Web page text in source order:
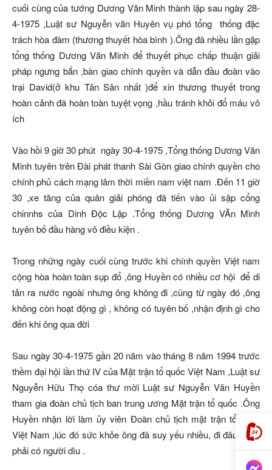
cuối cùng của tướng Dương Văn Minh thành lập sau ngày 28-
4-1975 ,Luật sư Nguyễn văn Huyên vụ phó tổng thống đặc
trách hòa đàm (thương thuyết hòa bình ).Ông đã nhiều lần gặp
tổng thống Dương Văn Minh để thuyết phục chấp thuận giải
pháp ngưng bắn ,bàn giao chính quyền và dẫn đầu đoàn vào
trại David(ở khu Tân Sân nhất )để xin thương thuyết trong
hoàn cảnh đã hoàn toàn tuyệt vọng ,hầu tránh khỏi đổ máu vô
ích
Vào hồi 9 giờ 30 phút ngày 30-4-1975 ,Tổng thống Dương Văn
Minh tuyên trên Đài phát thanh Sài Gòn giao chính quyền cho
chính phủ cách mạng lâm thời miền nam việt nam .Đến 11 giờ
30 ,xe tăng của quân giải phóng đã tiến vào ủi sập cổng
chinnhs của Dinh Độc Lập .Tổng thống Dương VĂn Minh
tuyên bố đầu hàng vô điều kiện .
Trong những ngày cuối cùng trước khi chính quyền Việt nam
cộng hòa hoàn toàn sụp đổ ,ông Huyền có nhiều cơ hội để di
tản ra nước ngoài nhưng ông không đi ,cũng từ ngày đó ,ông
không còn hoạt động gì , không có tuyên bố ,nhận định gì cho
đến khi ông qua đời
Sau ngày 30-4-1975 gần 20 năm vào tháng 8 năm 1994 trước
thềm đại hội lần thứ IV của Mặt trận tổ quốc Việt Nam ,Luật sư
Nguyễn Hữu Thọ cóa thư mời Luật sư Nguyễn Văn Huyền
tham gia đoàn chủ tịch ban trung ương Mặt trận tổ quốc .Ông
Huyền nhận lời làm ủy viên Đoàn chủ tịch mặt trận tổ quốc
Việt Nam ,lúc đó sức khỏe ông đã suy yếu nhiều, đi đâu cũng
phải có người dìu .